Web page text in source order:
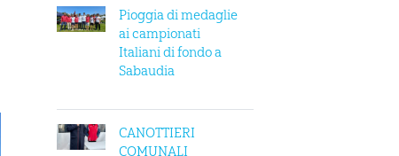
Pioggia di medaglie
ai campionati
Italiani di fondo a
Sabaudia
CANOTTIERI
COMUNALI